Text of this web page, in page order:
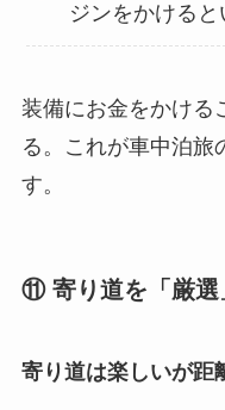
ジンをかける
装備にお金をかける
る。これが車中泊旅
す。
⑪ 寄り道を「厳選
寄り道は楽しいが距